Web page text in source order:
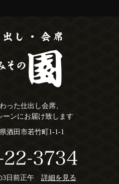
った仕出し会席、
ーンにお届け致します
酒田市若竹町1-1-1
3日前正午 詳細を見る